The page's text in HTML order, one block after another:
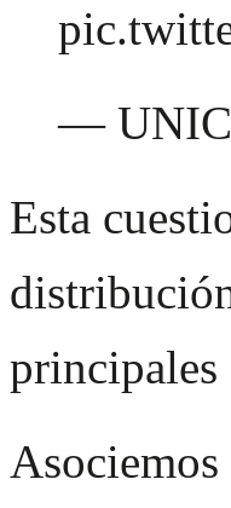
—
Esta
principales
Asociemos